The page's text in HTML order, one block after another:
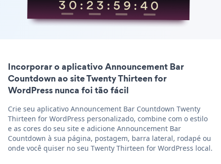
Incorporar o aplicativo Announcement Bar
Countdown ao site Twenty Thirteen for
WordPress nunca foi tão fácil
Crie seu aplicativo Announcement Bar Countdown Twenty
Thirteen for WordPress personalizado, combine com o estilo
e as cores do seu site e adicione Announcement Bar
Countdown à sua página, postagem, barra lateral, rodapé ou
onde você quiser no seu Twenty Thirteen for WordPress local.